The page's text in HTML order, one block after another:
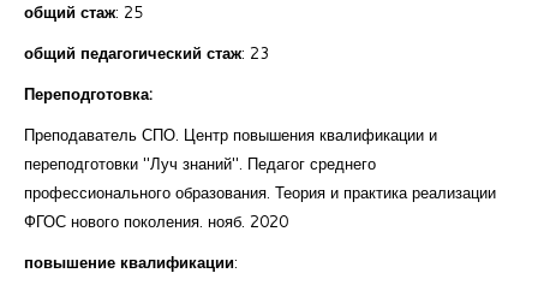
общий стаж: 25
общий педагогический стаж: 23
Переподготовка:
Преподаватель СПО. Центр повышения квалификации и
переподготовки "Луч знаний". Педагог среднего
профессионального образования. Теория и практика реализации
ФГОС нового поколения. нояб. 2020
повышение квалификации: